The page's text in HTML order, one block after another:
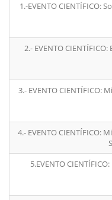
1.-EVENTO CIENTÍFICO:
2.- EVENTO
3.- EVENTO CIENTÍFICO:
4.- EVENTO CIENTÍFICO:
5.EVENTO